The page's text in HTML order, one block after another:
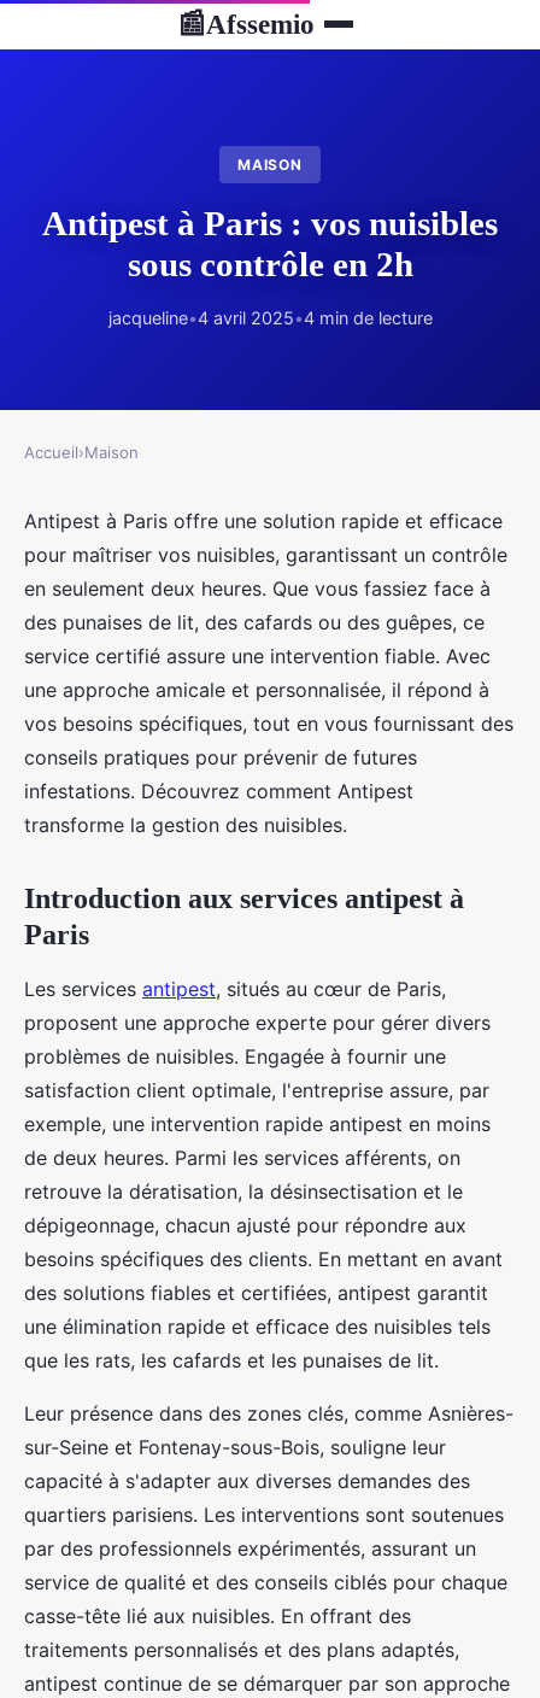
📰Afssemio
MAISON
Antipest à Paris : vos nuisibles
sous contrôle en 2h
jacqueline•4 avril 2025•4 min de lecture
Accueil›Maison
Antipest à Paris offre une solution rapide et efficace
pour maîtriser vos nuisibles, garantissant un contrôle
en seulement deux heures. Que vous fassiez face à
des punaises de lit, des cafards ou des guêpes, ce
service certifié assure une intervention fiable. Avec
une approche amicale et personnalisée, il répond à
vos besoins spécifiques, tout en vous fournissant des
conseils pratiques pour prévenir de futures
infestations. Découvrez comment Antipest
transforme la gestion des nuisibles.
Introduction aux services antipest à
Paris
Les services antipest, situés au cœur de Paris,
proposent une approche experte pour gérer divers
problèmes de nuisibles. Engagée à fournir une
satisfaction client optimale, l'entreprise assure, par
exemple, une intervention rapide antipest en moins
de deux heures. Parmi les services afférents, on
retrouve la dératisation, la désinsectisation et le
dépigeonnage, chacun ajusté pour répondre aux
besoins spécifiques des clients. En mettant en avant
des solutions fiables et certifiées, antipest garantit
une élimination rapide et efficace des nuisibles tels
que les rats, les cafards et les punaises de lit.
Leur présence dans des zones clés, comme Asnières-
sur-Seine et Fontenay-sous-Bois, souligne leur
capacité à s'adapter aux diverses demandes des
quartiers parisiens. Les interventions sont soutenues
par des professionnels expérimentés, assurant un
service de qualité et des conseils ciblés pour chaque
casse-tête lié aux nuisibles. En offrant des
traitements personnalisés et des plans adaptés,
antipest continue de se démarquer par son approche